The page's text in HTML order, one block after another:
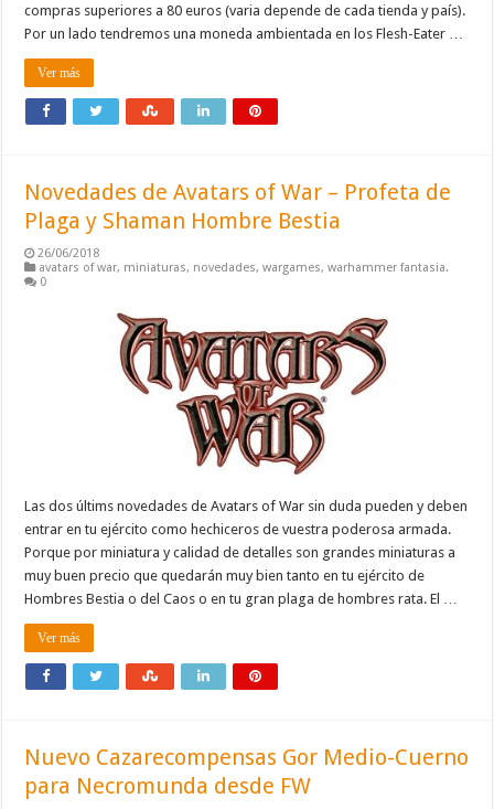
compras superiores a 80 euros (varia depende de cada tienda y país).
Por un lado tendremos una moneda ambientada en los Flesh-Eater …
Ver más
Novedades de Avatars of War – Profeta de
Plaga y Shaman Hombre Bestia
26/06/2018
avatars of war, miniaturas, novedades,wargames,warhammer fantasia.
0
Las dos últims novedades de Avatars of War sin duda pueden y deben
entrar en tu ejército como hechiceros de vuestra poderosa armada.
Porque por miniatura y calidad de detalles son grandes miniaturas a
muy buen precio que quedarán muy bien tanto en tu ejército de
Hombres Bestia o del Caos o en tu gran plaga de hombres rata. El …
Ver más
Nuevo Cazarecompensas Gor Medio-Cuerno
para Necromunda desde FW